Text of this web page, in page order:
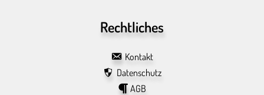
Rechtliches
Kontakt
Datenschutz
AGB